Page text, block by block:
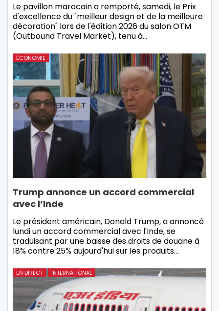
Le pavillon marocain a remporté, samedi, le Prix
d'excellence du "meilleur design et de la meilleure
décoration" lors de l'édition 2026 du salon OTM
(Outbound Travel Market), tenu à…
ÉCONOMIE
Trump annonce un accord commercial
avec l’Inde
Le président américain, Donald Trump, a annoncé
lundi un accord commercial avec l'Inde, se
traduisant par une baisse des droits de douane à
18% contre 25% aujourd'hui sur les produits…
EN DIRECT INTERNATIONAL